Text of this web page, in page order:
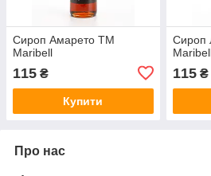
Сироп Амарето ТМ
Maribell
115 ₴
Купити
Сироп
115₴
Про нас